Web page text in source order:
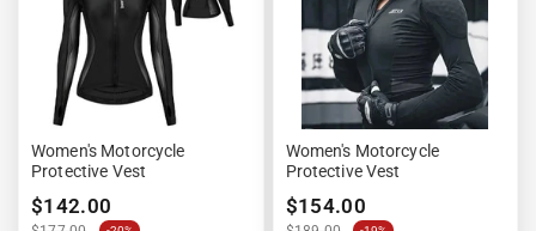
Women's Motorcycle
Protective Vest
$142.00
Women's Motorcycle
Protective Vest
$154.00